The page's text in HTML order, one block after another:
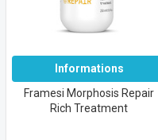
Informations
Framesi Morphosis Repair
Rich Treatment